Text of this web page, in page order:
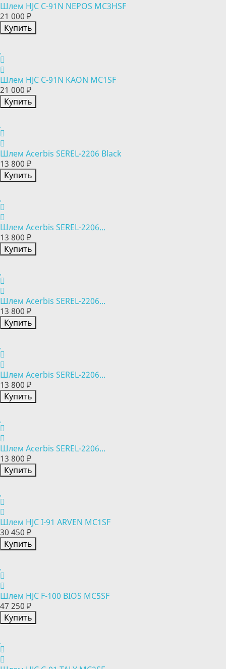
Шлем HJC C-91N NEPOS MC3HSF
21 000 ₽
Купить
Шлем HJC C-91N KAON MC1SF
21 000 ₽
Купить
Шлем Acerbis SEREL-2206 Black
13 800 ₽
Купить
Шлем Acerbis SEREL-2206...
13 800 ₽
Купить
Шлем Acerbis SEREL-2206...
13 800 ₽
Купить
Шлем Acerbis SEREL-2206...
13 800 ₽
Купить
Шлем Acerbis SEREL-2206...
13 800 ₽
Купить
Шлем HJC I-91 ARVEN MC1SF
30 450 ₽
Купить
Шлем HJC F-100 BIOS MC5SF
47 250 ₽
Купить